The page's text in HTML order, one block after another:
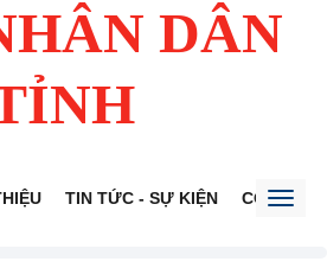
DÂN
TIN TỨC - SỰ KIỆN CỔNG